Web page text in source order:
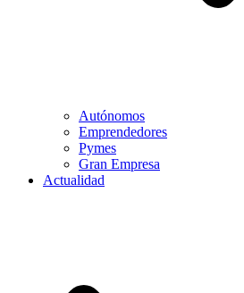
Autónomos
Emprendedores
Pymes
Gran Empresa
Actualidad